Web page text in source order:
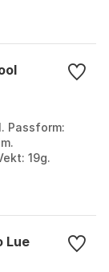
Passform:
19g.
Lue